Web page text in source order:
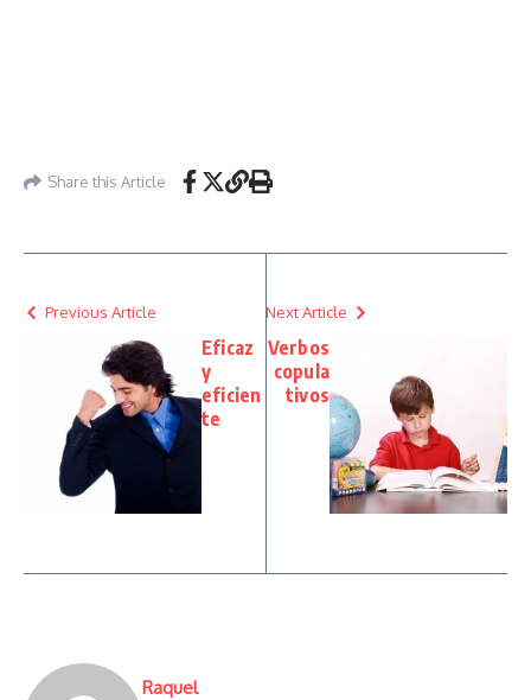
Share this Article
Previous Article
Eficaz
y
eficien
te
Next Article
Verbos
copula
tivos
Raquel